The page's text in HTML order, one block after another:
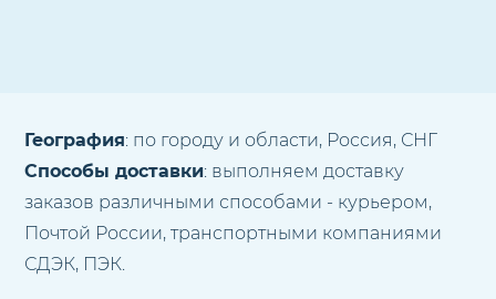
География: по городу и области, Россия, СНГ
Способы доставки: выполняем доставку
заказов различными способами - курьером,
Почтой России, транспортными компаниями
СДЭК, ПЭК.